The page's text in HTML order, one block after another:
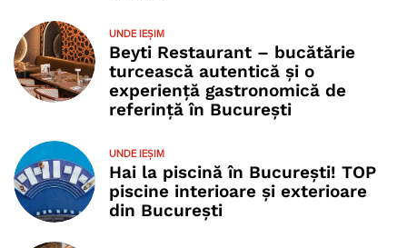
UNDE IEȘIM
Beyti Restaurant – bucătărie
turcească autentică și o
experiență gastronomică de
referință în București
UNDE IEȘIM
Hai la piscină în București! TOP
piscine interioare și exterioare
din București